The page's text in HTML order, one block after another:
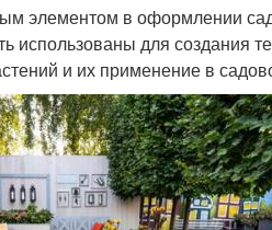
элементом в оформлении
для создания
и их применение в